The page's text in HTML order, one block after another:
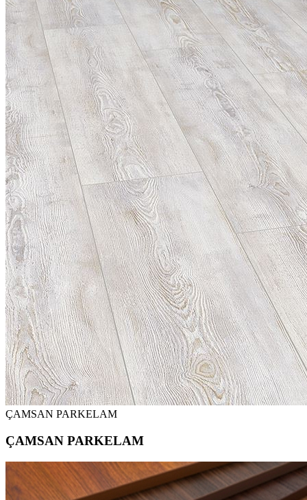
ÇAMSAN PARKELAM
ÇAMSAN PARKELAM